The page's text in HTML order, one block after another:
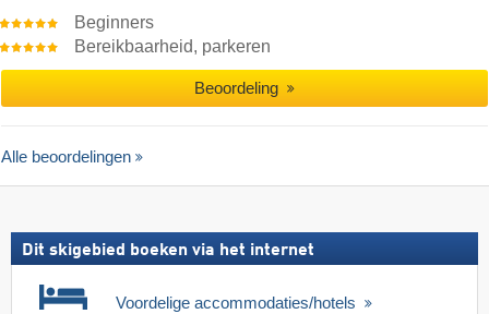
Beginners
Bereikbaarheid, parkeren
Beoordeling
Alle beoordelingen
Dit skigebied boeken via het internet
Voordelige accommodaties/hotels